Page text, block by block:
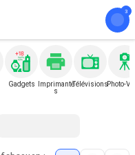
Gadgets
Imprimante
s
TélévisionsPhoto-